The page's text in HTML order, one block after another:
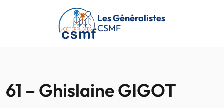
Passer au contenu principal
Les Généralistes
CSMF
61 – Ghislaine GIGOT